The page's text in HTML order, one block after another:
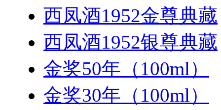
西凤酒1952金尊典藏
西凤酒1952银尊典藏
金奖50年（100ml）
金奖30年（100ml）